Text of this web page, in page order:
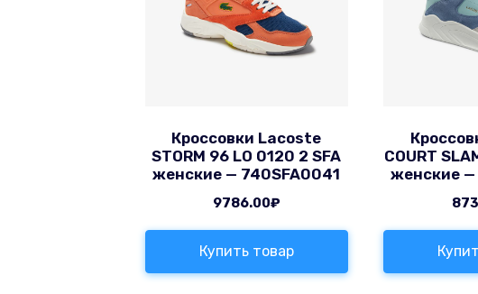
Кроссовки Lacoste
STORM 96 LO 0120 2 SFA
женские — 740SFA0041
9786.00₽
Купить товар
COURT
женские —